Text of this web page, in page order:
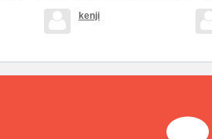
kenji